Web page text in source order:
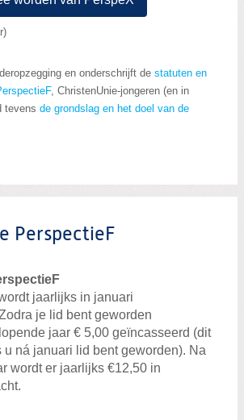
en onderschrijft de statuten en
, ChristenUnie-jongeren (en in
tevens de grondslag en het doel van de
PerspectieF
jaarlijks in januari
je lid bent geworden
jaar € 5,00 geïncasseerd (dit
u ná januari lid bent geworden). Na
wordt er jaarlijks €12,50 in